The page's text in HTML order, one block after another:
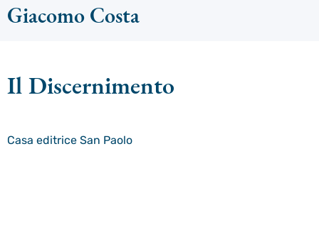
Giacomo Costa
Il Discernimento
Casa editrice San Paolo